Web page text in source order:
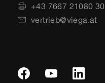
+43 7667 21080 30
vertrieb@viega.at